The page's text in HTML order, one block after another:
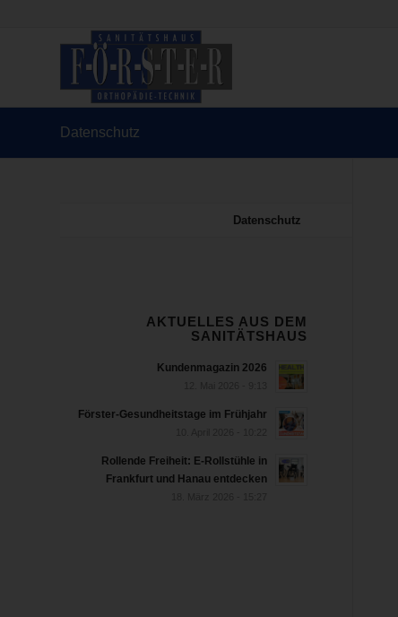
Datenschutz
Datenschutz
AKTUELLES AUS DEM
SANITÄTSHAUS
Kundenmagazin 2026
Förster-Gesundheitstage im Frühjahr
Rollende Freiheit: E-Rollstühle in
Frankfurt und Hanau entdecken